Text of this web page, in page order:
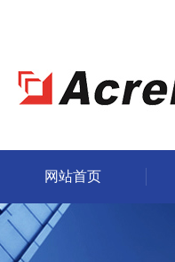
网站首页